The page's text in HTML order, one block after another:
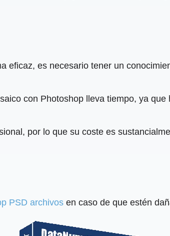
eficaz, es necesario tener un
con Photoshop lleva tiempo, ya
por lo que su coste es
PSD archivosen caso de que estén